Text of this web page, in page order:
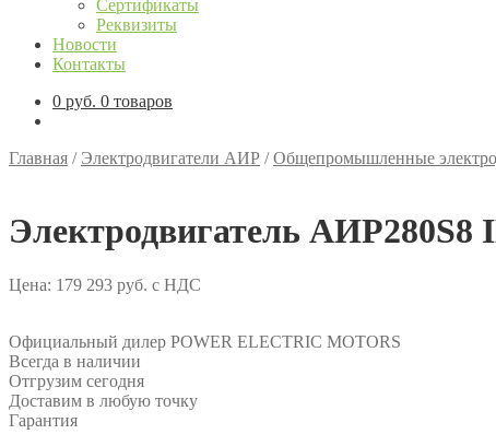
Сертификаты
Реквизиты
Новости
Контакты
0 руб. 0 товаров
Главная / Электродвигатели АИР /Общепромышленные
Электродвигатель
Цена: 179 293 руб. с НДС
Официальный дилер POWER ELECTRIC MOTORS
Всегда в наличии
Отгрузим сегодня
Доставим в любую точку
Гарантия